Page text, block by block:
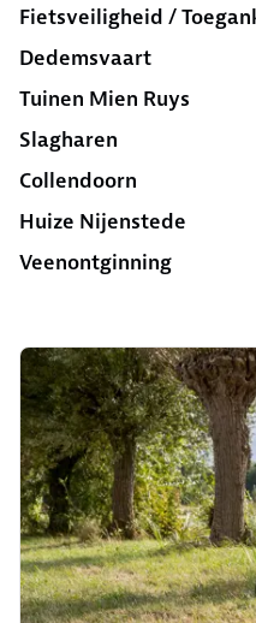
Fietsveiligheid /
Dedemsvaart
Tuinen Mien Ruys
Slagharen
Collendoorn
Huize Nijenstede
Veenontginning